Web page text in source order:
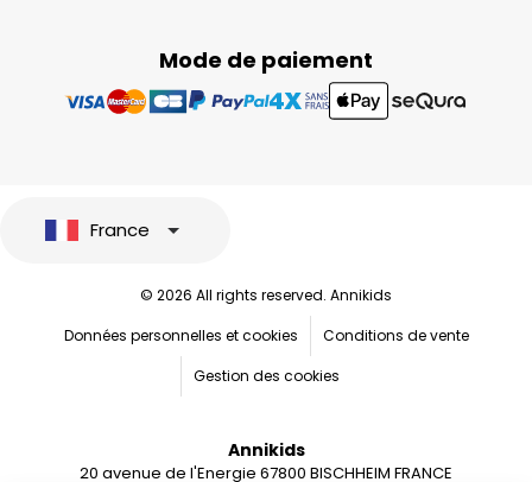
Mode de paiement
France
© 2026 All rights reserved. Annikids
Données personnelles et cookies
Conditions de vente
Gestion des cookies
Annikids
20 avenue de l'Energie 67800 BISCHHEIM FRANCE